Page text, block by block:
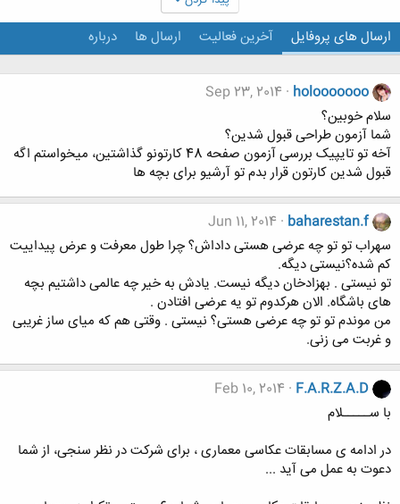
ارسال های پروفایل آخرین فعالیت ارسال ها درباره
holooooooo
Sep 23, 2014
سلام خوبین؟
شما آزمون طراحی قبول شدین؟
آخه تو تایپیک بررسی آزمون صفحه 48 کارتونو گذاشتین، میخواستم اگه
قبول شدین کارتون قرار بدم تو آرشیو برای بچه ها
baharestan.f
Jun 11, 2014
سهراب تو تو چه عرضی هستی داداش؟ چرا طول معرفت و عرض پیداییت
کم شده؟نیستی دیگه.
تو نیستی . بهزادخان دیگه نیست. یادش به خیر چه عالمی داشتیم بچه
های باشگاه. الان هرکدوم تو یه عرضی افتادن .
من موندم تو تو چه عرضی هستی؟ نیستی . وقتی هم که میای ساز غریبی
و غربت می زنی.
F.A.R.Z.A.D
Feb 10, 2014
با ســـــلام
در ادامه ی مسابقات عکاسی معماری ، برای شرکت در نظر سنجی، از شما
دعوت به عمل می آید ...